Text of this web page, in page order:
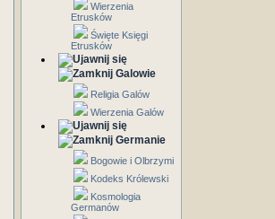
Wierzenia
Etrusków
Święte Księgi
Etrusków
Galowie
Religia Galów
Wierzenia Galów
Germanie
Bogowie i Olbrzymi
Kodeks Królewski
Kosmologia
Germanów